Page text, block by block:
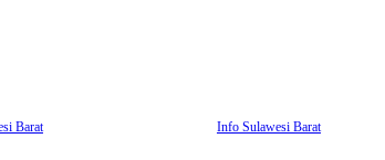
Barat Info Sulawesi Barat